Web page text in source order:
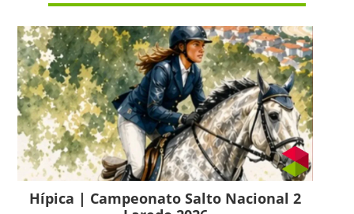
Hípica | Campeonato Salto Nacional 2